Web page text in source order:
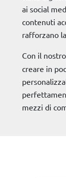
ai social
contenuti
rafforzano
Con il nostro
creare in
mezzi di